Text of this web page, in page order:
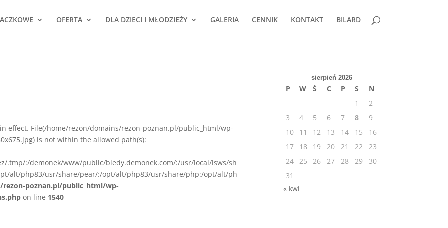
OFERTA DLA DZIECI I MŁODZIEŻY GALERIA CENNIK KONTAKT BILARD
effect. File(/home/rezon/domains/rezon-poznan.pl/public_html/wp-
is not within the allowed path(s):
.tmp/:/demonek/www/public/bledy.demonek.com/:/usr/local/lsws/sh
alt/php83/usr/share/pear/:/opt/alt/php83/usr/share/php:/opt/alt/ph
poznan.pl/public_html/wp-
on line 1540
sierpień 2026
P W Ś C P S
N
1
2
3
4 5 6 7 8
9
10
11 12 13 14 15
16
17
18 19 20 21 22
23
24 25 26 27 28 29
30
31
« kwi